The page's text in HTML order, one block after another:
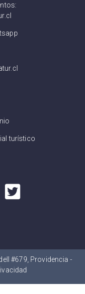
turístico
#679, Providencia -